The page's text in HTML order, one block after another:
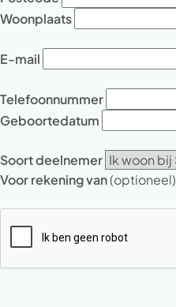
Woonplaats
E-mail
Telefoonnummer
Geboortedatum
Soort deelnemer
Voor rekening van(optioneel)